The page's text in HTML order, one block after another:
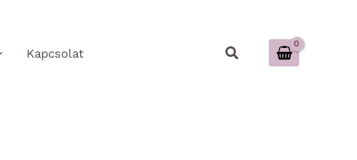
Kapcsolat Keresés